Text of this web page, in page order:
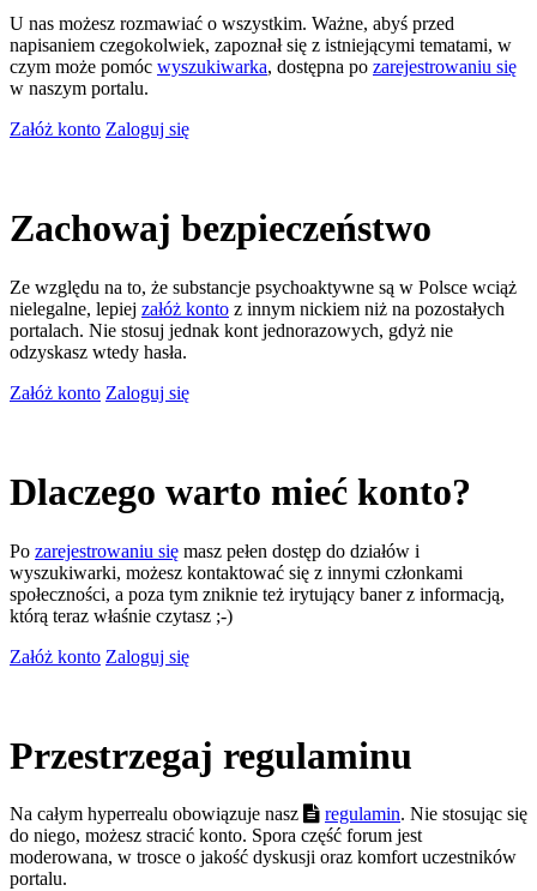
U nas możesz rozmawiać o wszystkim. Ważne, abyś przed
napisaniem czegokolwiek, zapoznał się z istniejącymi tematami, w
czym może pomóc wyszukiwarka, dostępna po zarejestrowaniu się
w naszym portalu.
Załóż konto Zaloguj się
Zachowaj bezpieczeństwo
Ze względu na to, że substancje psychoaktywne są w Polsce wciąż
nielegalne, lepiej załóż konto z innym nickiem niż na pozostałych
portalach. Nie stosuj jednak kont jednorazowych, gdyż nie
odzyskasz wtedy hasła.
Załóż konto Zaloguj się
Dlaczego warto mieć konto?
Po zarejestrowaniu się masz pełen dostęp do działów i
wyszukiwarki, możesz kontaktować się z innymi członkami
społeczności, a poza tym zniknie też irytujący baner z informacją,
którą teraz właśnie czytasz ;-)
Załóż konto Zaloguj się
Przestrzegaj regulaminu
Na całym hyperrealu obowiązuje nasz regulamin. Nie stosując się
do niego, możesz stracić konto. Spora część forum jest
moderowana, w trosce o jakość dyskusji oraz komfort uczestników
portalu.